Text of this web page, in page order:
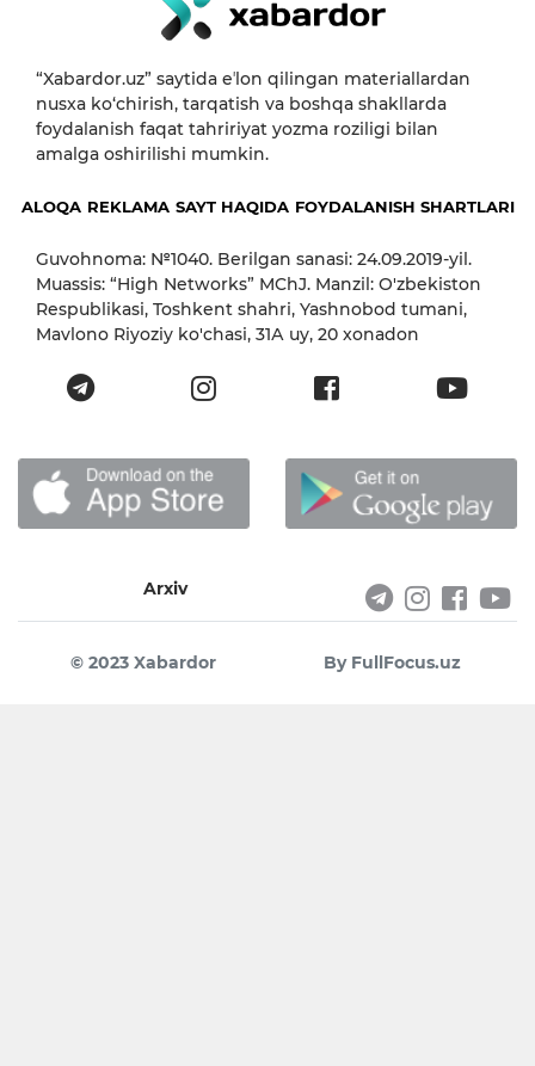
“Xabardor.uz” saytida eʼlon qilingan materiallardan
nusxa ko‘chirish, tarqatish va boshqa shakllarda
foydalanish faqat tahririyat yozma roziligi bilan
amalga oshirilishi mumkin.
ALOQA REKLAMA SAYT HAQIDA FOYDALANISH SHARTLARI
Guvohnoma: №1040. Berilgan sanasi: 24.09.2019-yil.
Muassis: “High Networks” MChJ. Manzil: O'zbekiston
Respublikasi, Toshkent shahri, Yashnobod tumani,
Mavlono Riyoziy ko'chasi, 31А uy, 20 xonadon
Arxiv
© 2023 Xabardor By FullFocus.uz